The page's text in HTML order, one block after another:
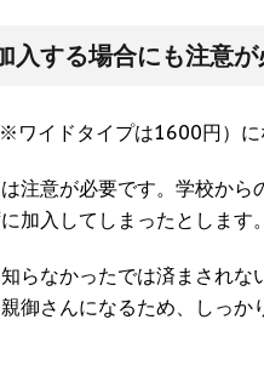
する場合にも注意が
イドタイプは1600円）に
注意が必要です。学校から
加入してしまったとします。
らなかったでは済まされな
御さんになるため、しっか